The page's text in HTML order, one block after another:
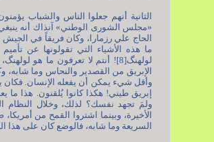
الثانية أنهم جعلوا الناس والشباب
«مجلس الشورى الوطني» آنذاك أنه ينبغي
الحاج علي رزمارا، وكان فريقاً في
ما هذه الأشياء التي تقولونها عن
لولهنگ[8]! أنتم لا تعرفون ما هو
الإبريق من القصدير والنحاس وما
وأقل شيء يمكن أن يفعله الإنسان. فكان
إبريق طيني! هكذا كانوا يُلقنون. هذا ما
ولمَ تجهد نفسك؟ لذلك، وخلال النظام
الأخيرة، وبينما اشتروا القمح من
السريعة وما شابه، فالوضع كان على هذا